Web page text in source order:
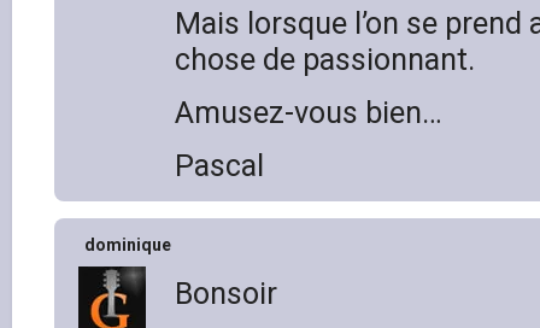
Mais lorsque l’on se prend
chose de passionnant.
Amusez-vous bien…
Pascal
dominique
Bonsoir